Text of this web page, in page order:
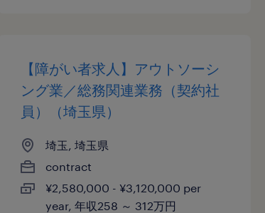
【障がい者求人】アウトソーシ
ング業／総務関連業務（契約社
員）（埼玉県）
埼玉, 埼玉県
contract
¥2,580,000 - ¥3,120,000 per
year, 年収258 ～ 312万円